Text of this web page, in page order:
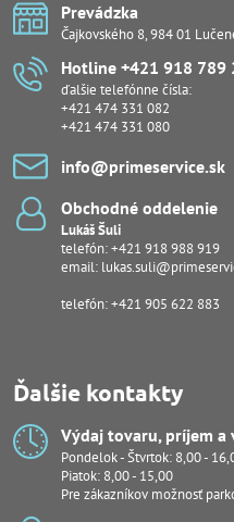
Prevádzka
Čajkovského 8, 984 01
Hotline +421 918 789
ďalšie telefónne čísla:
+421 474 331 082
+421 474 331 080
info​@primeservice​.sk
Obchodné oddelenie
Lukáš Šuli
telefón:+421 918 988 919
email:
telefón: +421 905 622 883
Ďalšie kontakty
Výdaj tovaru, príjem a
Pondelok - Štvrtok: 8,00 -
Piatok: 8,00 - 15,00
Pre zákazníkov možnosť